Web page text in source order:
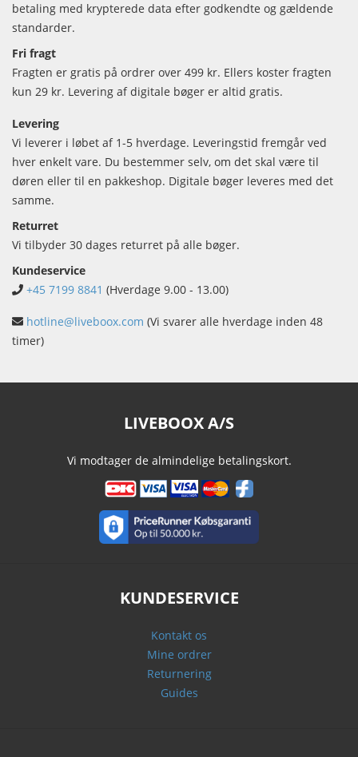
betaling med krypterede data efter godkendte og gældende
standarder.
Fri fragt
Fragten er gratis på ordrer over 499 kr. Ellers koster fragten
kun 29 kr. Levering af digitale bøger er altid gratis.
Levering
Vi leverer i løbet af 1-5 hverdage. Leveringstid fremgår ved
hver enkelt vare. Du bestemmer selv, om det skal være til
døren eller til en pakkeshop. Digitale bøger leveres med det
samme.
Returret
Vi tilbyder 30 dages returret på alle bøger.
Kundeservice
+45 7199 8841 (Hverdage 9.00 - 13.00)
hotline@liveboox.com (Vi svarer alle hverdage inden 48
timer)
LIVEBOOX A/S
Vi modtager de almindelige betalingskort.
KUNDESERVICE
Kontakt os
Mine ordrer
Returnering
Guides